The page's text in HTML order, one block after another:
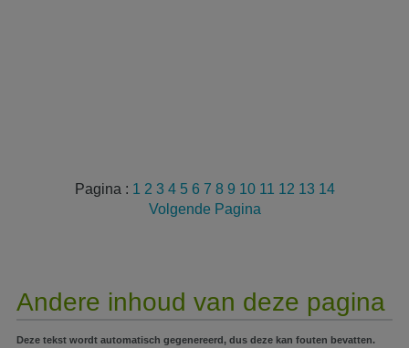
Pagina : 1 2 3 4 5 6 7 8 9 10 11 12 13 14
Volgende Pagina
Andere inhoud van deze pagina
Deze tekst wordt automatisch gegenereerd, dus deze kan fouten bevatten.